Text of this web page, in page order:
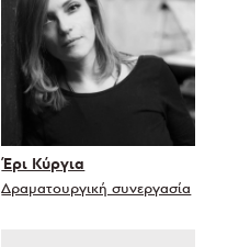
Έρι Κύργια
Δραματουργική συνεργασία